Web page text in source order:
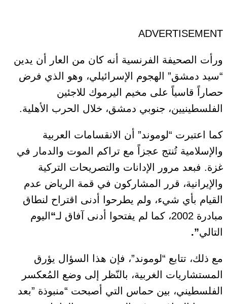
ADVERTISEMENT
ورأت الصحيفة الفرنسية أنه كان من العار أن يدين
“سيد دمشق” الهجوم الإسرائيلي، وهو الذي فرض
حصاراً قاسياً على مخيم اليرموك للاجئين
الفلسطينيين، جنوبي دمشق، خلال الحرب الأهلية.
كما اعتبرت “لوموند” أن الانقسامات العربية
والإسلامية تُنتج عجزاً مع تراكم الموت والدمار في
غزة. فبعد مرور الإدانات والتصريحات التركية
والإيرانية، قرر المشاركون في قمة الرياض عدم
القيام بأي شيء، ولم يطرحوا أدنى اقتراح لنطاق
مبادرة 2002، كما لم يفتحوا أدنى آفاق لـ
“ اليوم
التالي”.
مع ذلك، تتابع “لوموند”، فإن هذا السؤال يؤرق
المستشاريات الغربية، بالنّظر إلى وضع المُعكسر
الفلسطيني، بين حماس التي أصبحت “منبوذة ”بعد